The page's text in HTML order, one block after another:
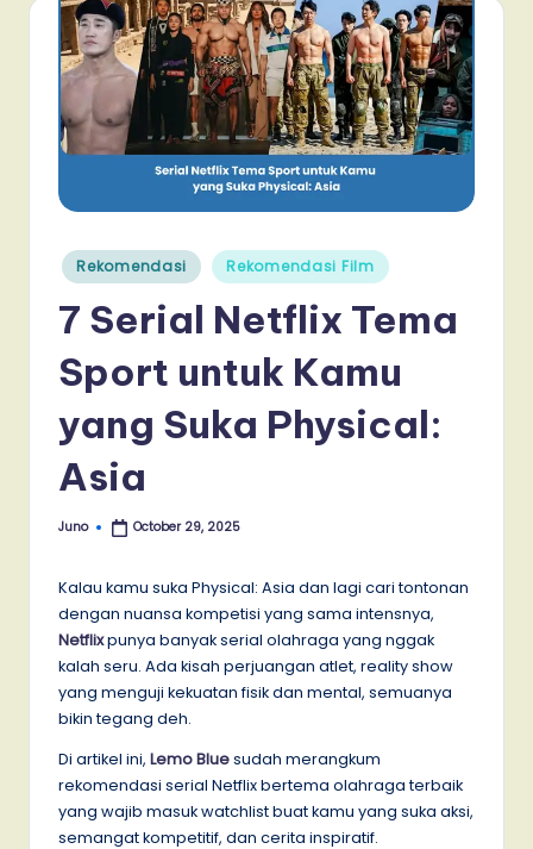
Posted
in
Rekomendasi Rekomendasi Film
7 Serial Netflix Tema
Sport untuk Kamu
yang Suka Physical:
Asia
Posted
Juno October 29, 2025
Kalau kamu suka Physical: Asia dan lagi cari tontonan
dengan nuansa kompetisi yang sama intensnya,
Netflixpunya banyak serial olahraga yang nggak
kalah seru. Ada kisah perjuangan atlet, reality show
yang menguji kekuatan fisik dan mental, semuanya
bikin tegang deh.
Di artikel ini, Lemo Bluesudah merangkum
rekomendasi serial Netflix bertema olahraga terbaik
yang wajib masuk watchlist buat kamu yang suka aksi,
semangat kompetitif, dan cerita inspiratif.